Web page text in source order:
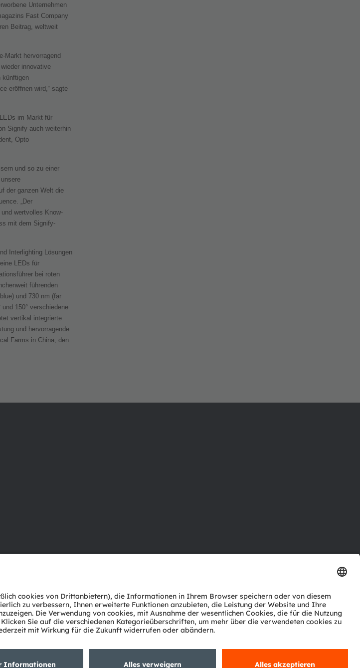
Unternehmen
Fast Company
Beitrag, weltweit
Markt hervorragend
innovative
künftigen
eröffnen wird,“ sagte
im Markt für
Signify auch weiterhin
Opto
und so zu einer
der ganzen Welt die
„Der
wertvolles Know-
mit dem Signify-
Interlighting Lösungen
LEDs für
bei roten
führenden
und 730 nm (far
150° verschiedene
vertikal integrierte
und hervorragende
Farms in China, den
Technischer Support
NutzungsbedingungenTerms of TradeImpressum